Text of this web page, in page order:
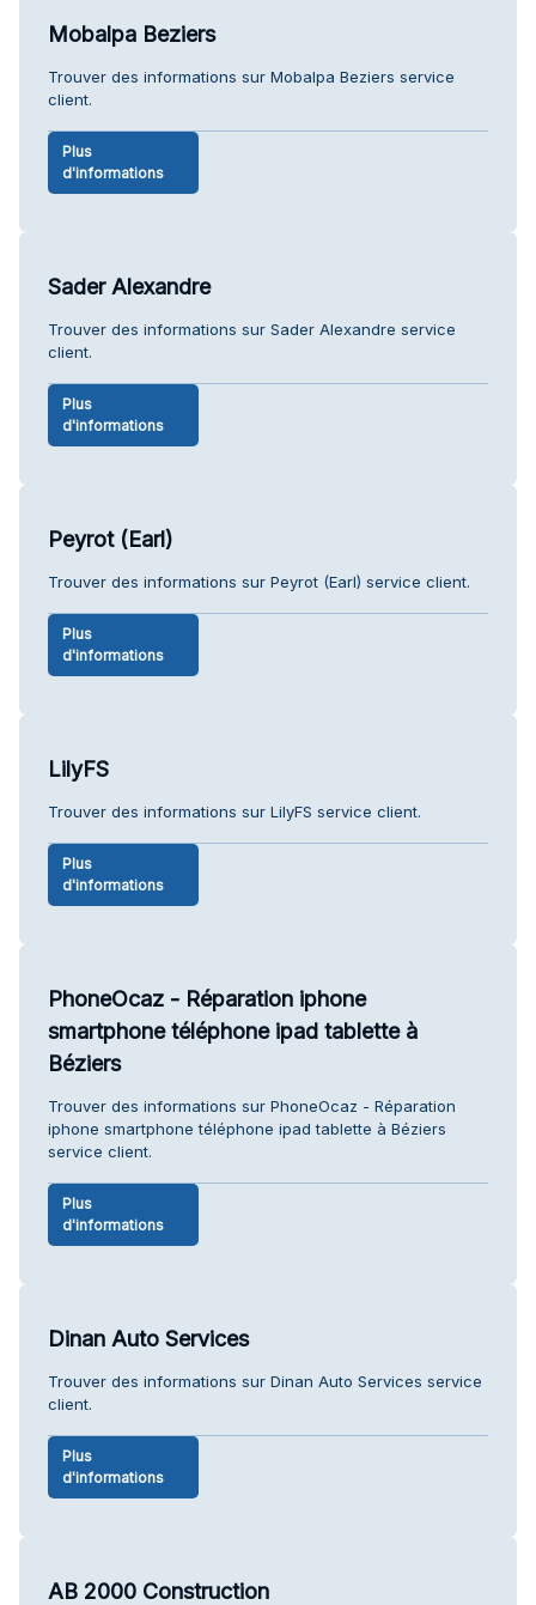
Mobalpa Beziers
Trouver des informations sur Mobalpa Beziers service
client.
Plus
d'informations
Sader Alexandre
Trouver des informations sur Sader Alexandre service
client.
Plus
d'informations
Peyrot (Earl)
Trouver des informations sur Peyrot (Earl) service client.
Plus
d'informations
LilyFS
Trouver des informations sur LilyFS service client.
Plus
d'informations
PhoneOcaz - Réparation iphone
smartphone téléphone ipad tablette à
Béziers
Trouver des informations sur PhoneOcaz - Réparation
iphone smartphone téléphone ipad tablette à Béziers
service client.
Plus
d'informations
Dinan Auto Services
Trouver des informations sur Dinan Auto Services service
client.
Plus
d'informations
AB 2000 Construction